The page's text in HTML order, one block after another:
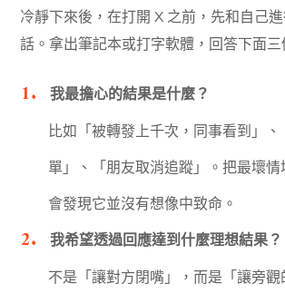
冷靜下來後，在打開 X 之前，先和自己
話。拿出筆記本或打字軟體，回答下面三
我最擔心的結果是什麼？
比如「被轉發上千次，同事看到」
單」、「朋友取消追蹤」。把最壞
會發現它並沒有想像中致命。
我希望透過回應達到什麼理想結果？
不是「讓對方閉嘴」，而是「讓旁